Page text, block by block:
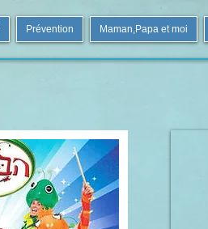
Prévention Maman,Papa et moi